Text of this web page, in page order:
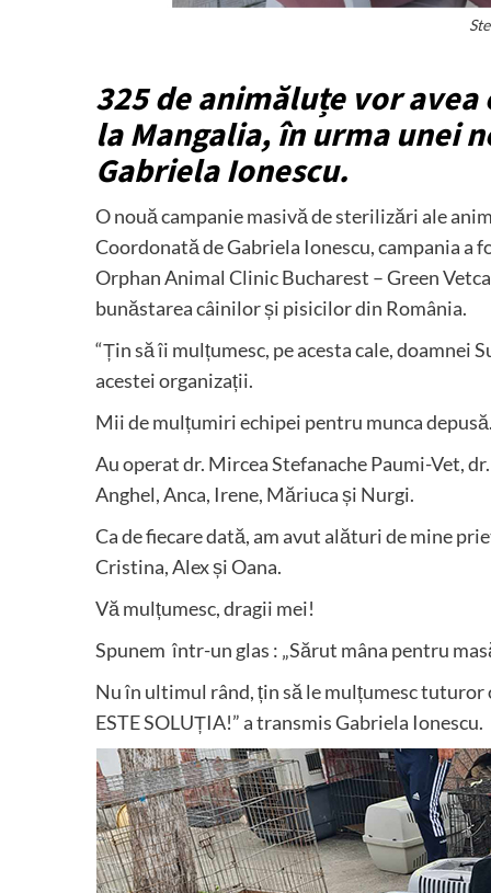
325 de animăluțe vor
la Mangalia, în urma unei
Gabriela Ionescu.
O nouă campanie masivă de sterilizări ale
Coordonată de Gabriela Ionescu, campania a
Orphan Animal Clinic Bucharest – Green
bunăstarea câinilor și pisicilor din România.
“Țin să îi mulțumesc, pe acesta cale,
acestei organizații.
Mii de mulțumiri echipei pentru munca
Au operat dr. Mircea Stefanache Paumi-Vet,
Anghel, Anca, Irene, Măriuca și Nurgi.
Ca de fiecare dată, am avut alături de mine
Cristina, Alex și Oana.
Vă mulțumesc, dragii mei!
Spunem într-un glas : „Sărut mâna pentru
Nu în ultimul rând, țin să le mulțumesc tuturor
ESTE SOLUȚIA!” a transmis Gabriela Ionescu.